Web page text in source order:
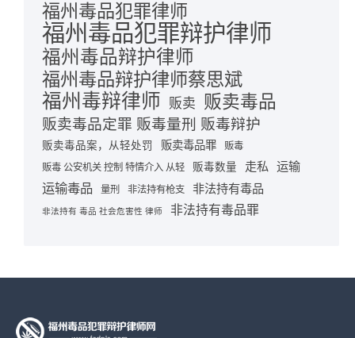
福州毒品犯罪律师
福州毒品犯罪辩护律师
福州毒品辩护律师
福州毒品辩护律师蔡思斌
福州毒辩律师 贩卖 贩卖毒品
贩卖毒品定罪 贩毒量刑 贩毒辩护
贩卖毒品案，从轻处罚 贩卖毒品罪
贩毒
贩毒 公安机关 控制 特情介入 从轻
贩毒数量 走私 运输
运输毒品 量刑 非法持有枪支 非法持有毒品
非法持有 毒品 社会危害性 律师 非法持有毒品罪